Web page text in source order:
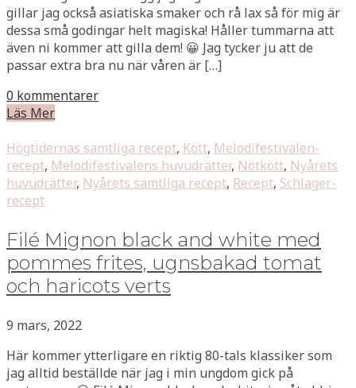
gillar jag också asiatiska smaker och rå lax så för mig är
dessa små godingar helt magiska! Håller tummarna att
även ni kommer att gilla dem! 😀 Jag tycker ju att de
passar extra bra nu när våren är […]
0 kommentarer
Läs Mer
Högtidernas samtliga recept, Kött, Melodifestivalen-
recept, Melodifestivalens huvudrätter, Nötkött, Nyårets
huvudrätter, Nyårets samtliga recept, Recept, Schlager-
recept
Filé Mignon black and white med
pommes frites, ugnsbakad tomat
och haricots verts
9 mars, 2022
Här kommer ytterligare en riktig 80-tals klassiker som
jag alltid beställde när jag i min ungdom gick på